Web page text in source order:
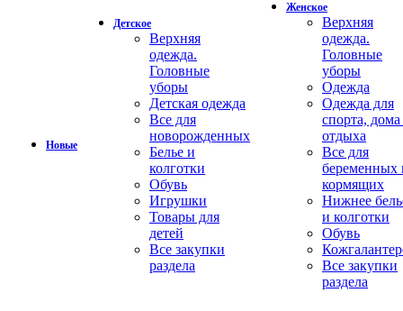
Новые
Детское
Верхняя
одежда.
Головные
уборы
Детская одежда
Все для
новорожденных
Белье и
колготки
Обувь
Игрушки
Товары для
детей
Все закупки
раздела
Женское
Верхняя
одежда.
Головные
уборы
Одежда
Одежда для
спорта,
отдыха
Все для
беременных
кормящих
Нижнее
и колготки
Обувь
Все закупки
раздела